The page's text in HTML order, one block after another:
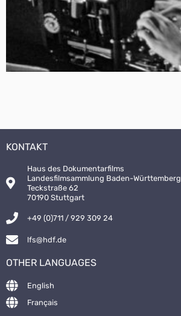
KONTAKT
Haus des Dokumentarfilms
Landesfilmsammlung Baden-Württemberg
Teckstraße 62
70190 Stuttgart
+49 (0)711 / 929 309 24
lfs@hdf.de
OTHER LANGUAGES
English
Français